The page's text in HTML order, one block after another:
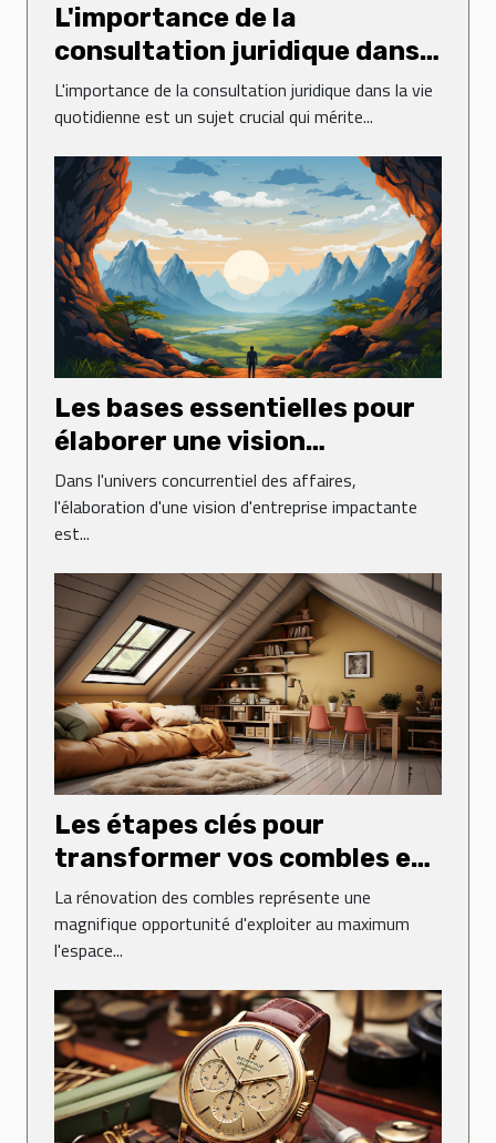
L'importance de la
consultation juridique dans
la vie quotidienne
L'importance de la consultation juridique dans la vie
quotidienne est un sujet crucial qui mérite...
Les bases essentielles pour
élaborer une vision
d'entreprise impactante
Dans l'univers concurrentiel des affaires,
l'élaboration d'une vision d'entreprise impactante
est...
Les étapes clés pour
transformer vos combles en
espace de vie
La rénovation des combles représente une
magnifique opportunité d'exploiter au maximum
l'espace...